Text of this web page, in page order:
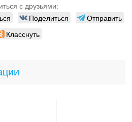
с друзьями:
Поделиться
Отправить
Класснуть